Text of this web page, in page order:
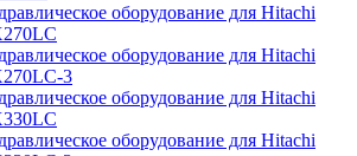
оборудование для Hitachi
оборудование для Hitachi
3
оборудование для Hitachi
оборудование для Hitachi